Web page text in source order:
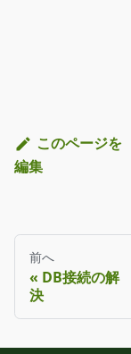
このページを
編集
前へ
DB接続の解
決